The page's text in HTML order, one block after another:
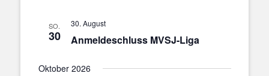
SO.
30 Anmeldeschluss MVSJ-Liga
30. August
Oktober 2026